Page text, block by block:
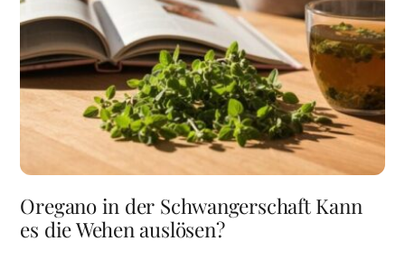
Oregano in der Schwangerschaft Kann
es die Wehen auslösen?